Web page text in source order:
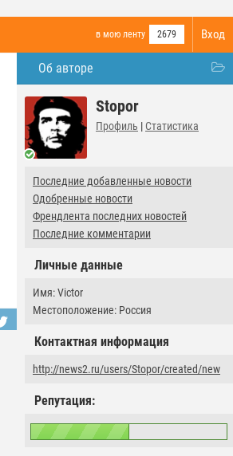
Вход
в мою ленту 2679
Об авторе
Stopor
Профиль | Статистика
Последние добавленные новости
Одобренные новости
Френдлента последних новостей
Последние комментарии
Личные данные
Имя: Victor
Местоположение: Россия
Контактная информация
http://news2.ru/users/Stopor/created/new
Репутация: